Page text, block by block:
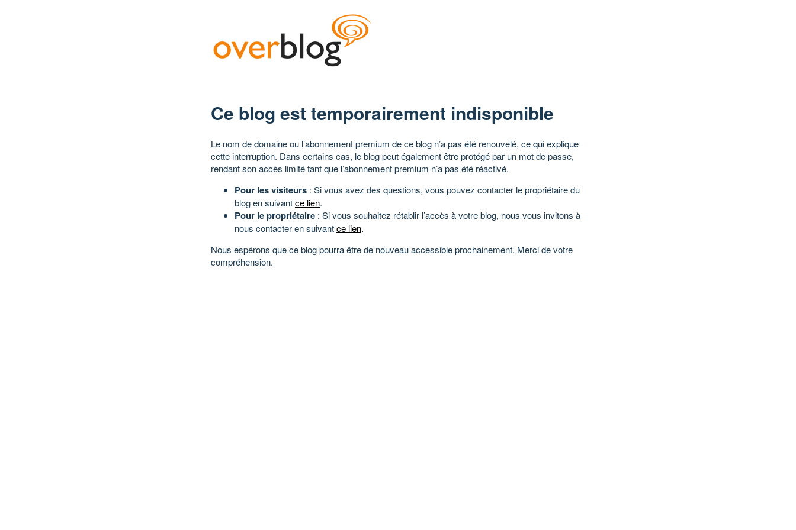
Ce blog est temporairement indisponible
Le nom de domaine ou l’abonnement premium de ce blog n’a pas été renouvelé, ce qui explique
cette interruption. Dans certains cas, le blog peut également être protégé par un mot de passe,
rendant son accès limité tant que l’abonnement premium n’a pas été réactivé.
Pour les visiteurs : Si vous avez des questions, vous pouvez contacter le propriétaire du
blog en suivantce lien.
Pour le propriétaire : Si vous souhaitez rétablir l’accès à votre blog, nous vous invitons à
nous contacter en suivantce lien.
Nous espérons que ce blog pourra être de nouveau accessible prochainement. Merci de votre
compréhension.